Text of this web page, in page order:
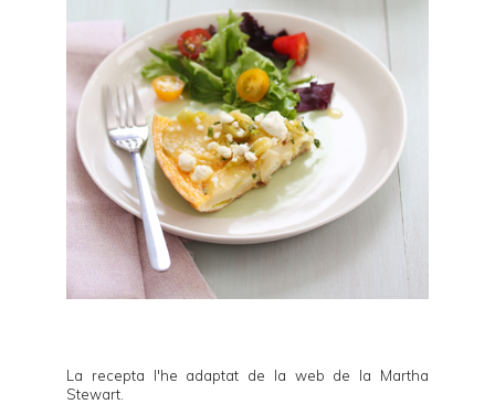
La recepta l'he adaptat de la web de la Martha
Stewart